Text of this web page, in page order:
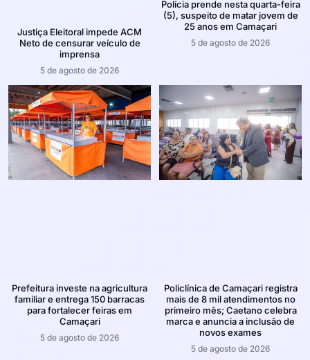
Justiça Eleitoral impede ACM
Neto de censurar veículo de
imprensa
5 de agosto de 2026
Polícia prende nesta quarta-feira
(5), suspeito de matar jovem de
25 anos em Camaçari
5 de agosto de 2026
Prefeitura investe na agricultura
familiar e entrega 150 barracas
para fortalecer feiras em
Camaçari
5 de agosto de 2026
Policlínica de Camaçari registra
mais de 8 mil atendimentos no
primeiro mês; Caetano celebra
marca e anuncia a inclusão de
novos exames
5 de agosto de 2026